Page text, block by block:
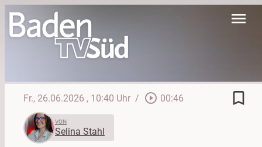
menu
Fr., 26.06.2026 , 10:40 Uhr / play_circle_outline 00:46 bookmark_border
VON
Selina Stahl